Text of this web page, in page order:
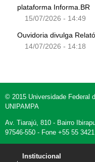
plataforma Informa.BR
15/07/2026 - 14:49
Ouvidoria divulga
14/07/2026 - 14:18
© 2015 Universidade Federal
UNIPAMPA
Av. Tiarajú, 810 - Bairro
97546-550 - Fone +55 55
Institucional